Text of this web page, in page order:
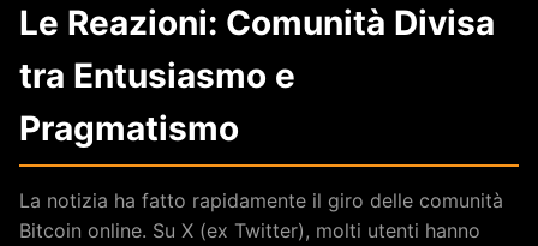
Le Reazioni: Comunità Divisa
tra Entusiasmo e
Pragmatismo
La notizia ha fatto rapidamente il giro delle comunità
Bitcoin online. Su X (ex Twitter), molti utenti hanno